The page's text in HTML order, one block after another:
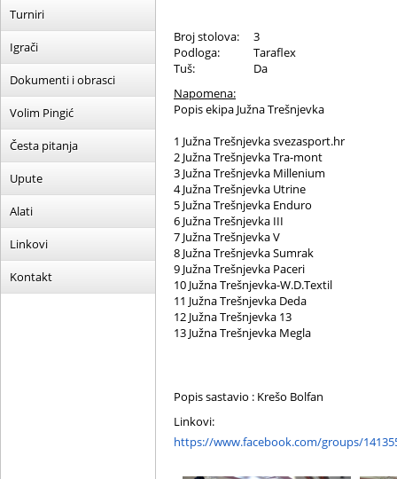
Turniri
Igrači
Dokumenti i obrasci
Volim Pingić
Česta pitanja
Upute
Alati
Linkovi
Kontakt
Broj stolova:
3
Podloga:
Taraflex
Tuš:
Da
Napomena:
Popis ekipa Južna Trešnjevka
1 Južna Trešnjevka svezasport.hr
2 Južna Trešnjevka Tra-mont
3 Južna Trešnjevka Millenium
4 Južna Trešnjevka Utrine
5 Južna Trešnjevka Enduro
6 Južna Trešnjevka III
7 Južna Trešnjevka V
8 Južna Trešnjevka Sumrak
9 Južna Trešnjevka Paceri
10 Južna Trešnjevka-W.D.Textil
11 Južna Trešnjevka Deda
12 Južna Trešnjevka 13
13 Južna Trešnjevka Megla
Popis sastavio : Krešo Bolfan
Linkovi:
https://www.facebook.com/groups/